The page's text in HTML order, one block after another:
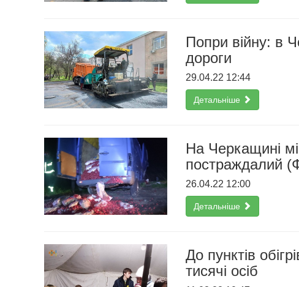
Попри війну: в
дороги
29.04.22 12:44
Детальніше
На Черкащині
постраждалий
26.04.22 12:00
Детальніше
До пунктів
тисячі осіб